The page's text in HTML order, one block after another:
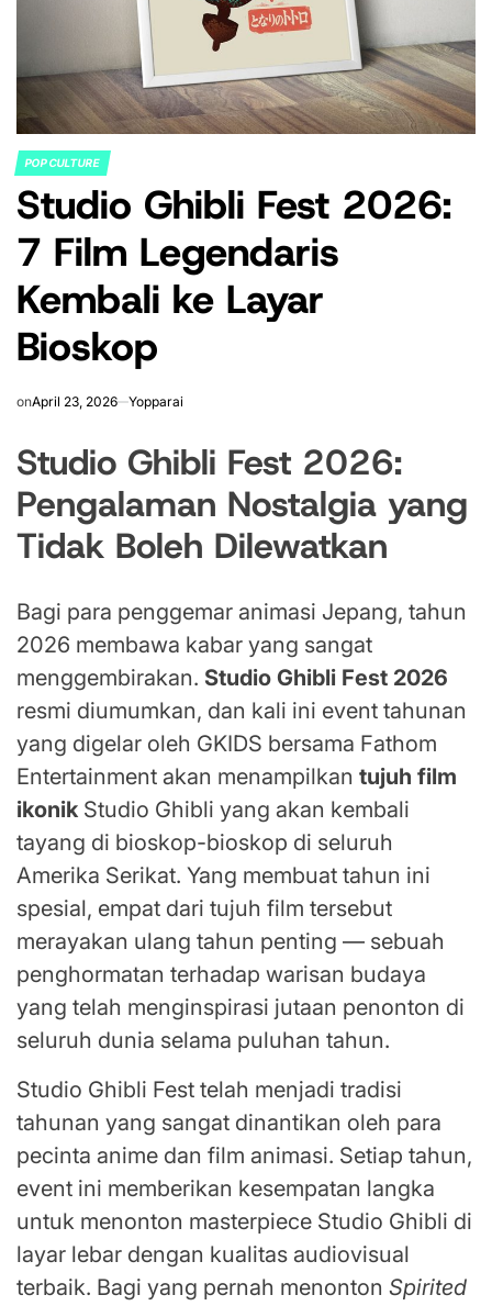
POSTED
IN
POP CULTURE
Studio Ghibli Fest 2026:
7 Film Legendaris
Kembali ke Layar
Bioskop
onApril 23, 2026 Yopparai
Studio Ghibli Fest 2026:
Pengalaman Nostalgia yang
Tidak Boleh Dilewatkan
Bagi para penggemar animasi Jepang, tahun
2026 membawa kabar yang sangat
menggembirakan. Studio Ghibli Fest 2026
resmi diumumkan, dan kali ini event tahunan
yang digelar oleh GKIDS bersama Fathom
Entertainment akan menampilkan tujuh film
ikonik Studio Ghibli yang akan kembali
tayang di bioskop-bioskop di seluruh
Amerika Serikat. Yang membuat tahun ini
spesial, empat dari tujuh film tersebut
merayakan ulang tahun penting — sebuah
penghormatan terhadap warisan budaya
yang telah menginspirasi jutaan penonton di
seluruh dunia selama puluhan tahun.
Studio Ghibli Fest telah menjadi tradisi
tahunan yang sangat dinantikan oleh para
pecinta anime dan film animasi. Setiap tahun,
event ini memberikan kesempatan langka
untuk menonton masterpiece Studio Ghibli di
layar lebar dengan kualitas audiovisual
terbaik. Bagi yang pernah menonton Spirited